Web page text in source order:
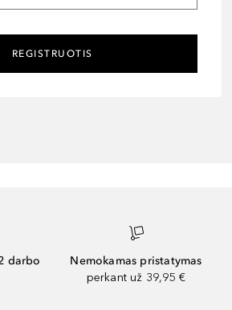
REGISTRUOTIS
darbo
Nemokamas pristatymas
perkant už 39,95 €